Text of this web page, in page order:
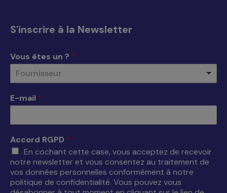
dans
nouvelle
fenêtre
dans
nouvelle
fenêtre
dans
nouvelle
fenêtre
dans
nouvelle
S'inscrire à la Newsletter
Vous êtes un ? *
Fournisseur
E-mail *
Accord RGPD *
En cochant cette case, vous acceptez de recevoir
notre newsletter et vous consentez au traitement de
vos données personnelles conformément à notre
politique de confidentialité. Vous pouvez vous